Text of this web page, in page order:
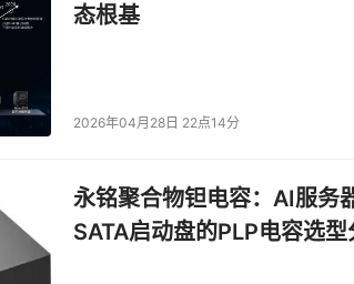
态根基
2026年04月28日 22点14分
永铭聚合物钽电容：AI服务
SATA启动盘的PLP电容选型